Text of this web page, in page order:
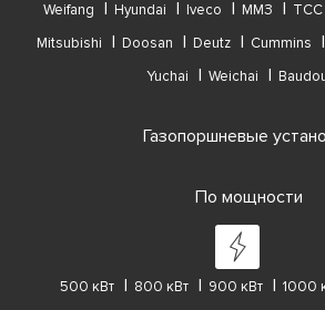
Weifang Hyundai Iveco ММЗ ТСС
Mitsubishi
Doosan Deutz Cummins
Yuchai
Weichai
Газопоршневые
По мощности
500 кВт 800 кВт 900 кВт 1000